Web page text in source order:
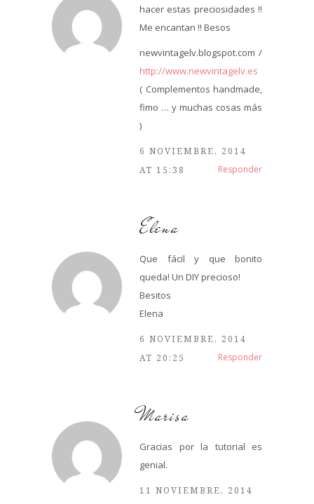
hacer estas preciosidades !!
Me encantan !! Besos
newvintagelv.blogspot.com /
http://www.newvintagelv.es
( Complementos handmade,
fimo … y muchas cosas más
)
6 NOVIEMBRE, 2014
AT 15:38
Responder
Elena
Que fácil y que bonito
queda! Un DIY precioso!
Besitos
Elena
6 NOVIEMBRE, 2014
AT 20:25
Responder
Marisa
Gracias por la tutorial es
genial.
11 NOVIEMBRE, 2014